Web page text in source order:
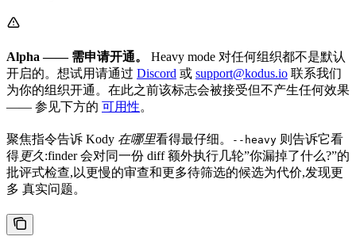
Alpha —— 需申请开通。
Heavy mode 对任何组织都不是默认
开启的。想试用请通过 Discord 或 support@kodus.io 联系我们
为你的组织开通。在此之前该标志会被接受但不产生任何效果
—— 参见下方的 可用性。
聚焦指令告诉 Kody 在哪里看得最仔细。 --heavy 则告诉它看
得更久:finder 会对同一份 diff 额外执行几轮”你漏掉了什么?”的
批评式检查,以更慢的审查和更多待筛选的候选为代价,发现更
多 真实问题。